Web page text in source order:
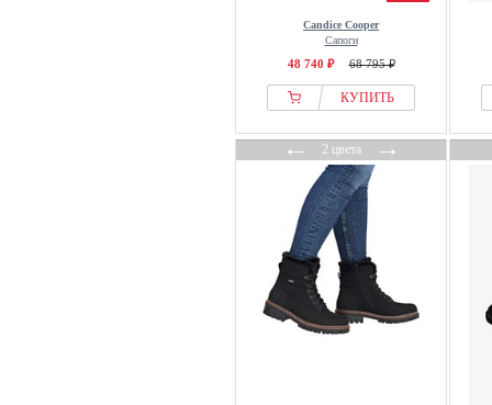
Candice Cooper
Сапоги
48 740 ₽ 68 795 ₽
КУПИТЬ
←2 цвета→